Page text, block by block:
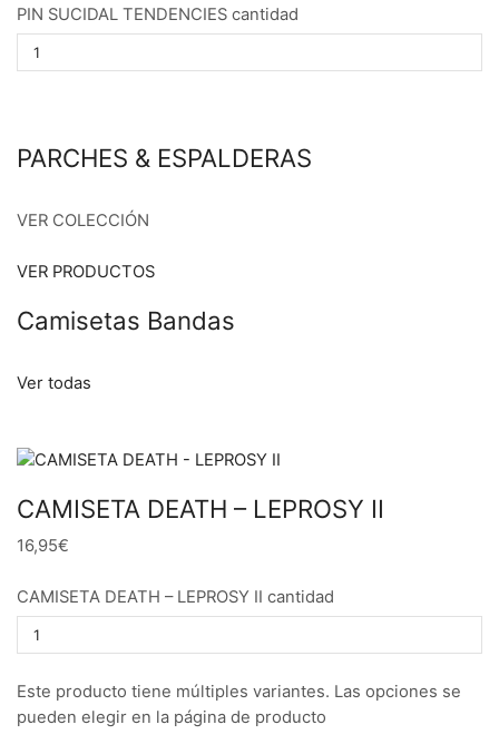
PIN SUCIDAL TENDENCIES cantidad
PARCHES & ESPALDERAS
VER COLECCIÓN
VER PRODUCTOS
Camisetas Bandas
Ver todas
CAMISETA DEATH – LEPROSY II
16,95€
CAMISETA DEATH – LEPROSY II cantidad
Este producto tiene múltiples variantes. Las opciones se
pueden elegir en la página de producto